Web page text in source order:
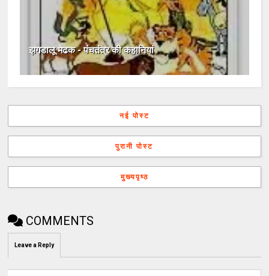
झगडालू मेढक - पंचतंत्र की कहानियां
नई पोस्ट
पुरानी पोस्ट
मुख्यपृष्ठ
COMMENTS
Leave a Reply